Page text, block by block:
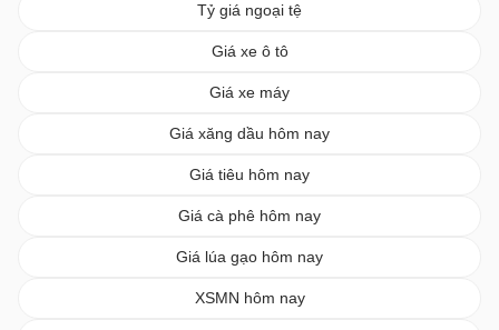
Tỷ giá ngoại tệ
Giá xe ô tô
Giá xe máy
Giá xăng dầu hôm nay
Giá tiêu hôm nay
Giá cà phê hôm nay
Giá lúa gạo hôm nay
XSMN hôm nay